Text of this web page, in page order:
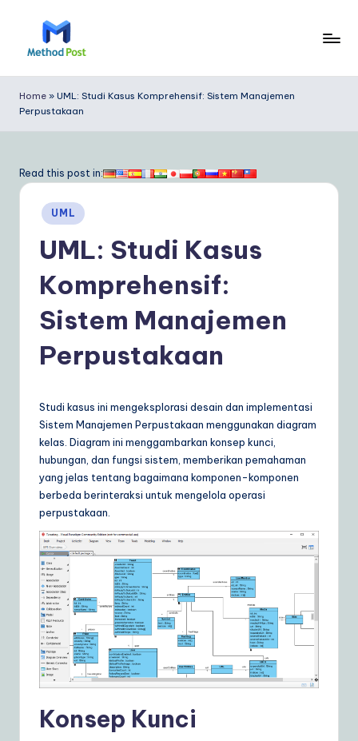
e
t
o
In
si
D
ly
Home » UML: Studi Kasus Komprehensif: Sistem Manajemen
Perpustakaan
Read this post in:
Posted
in
UML
UML: Studi Kasus
Komprehensif:
Sistem Manajemen
Perpustakaan
Studi kasus ini mengeksplorasi desain dan implementasi
Sistem Manajemen Perpustakaan menggunakan diagram
kelas. Diagram ini menggambarkan konsep kunci,
hubungan, dan fungsi sistem, memberikan pemahaman
yang jelas tentang bagaimana komponen-komponen
berbeda berinteraksi untuk mengelola operasi
perpustakaan.
Konsep Kunci